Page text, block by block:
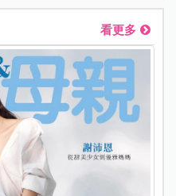
看更多